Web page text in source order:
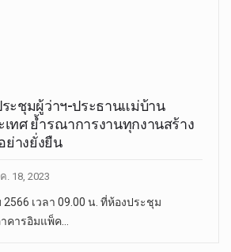
ะชุมผู้ว่าฯ-ประธานแม่บ้าน
ทศ ย้ำรณาการงานทุกงานสร้าง
างยั่งยืน
. 18, 2023
เวลา 09.00 น. ที่ห้องประชุม
คารอิมแพ็ค…